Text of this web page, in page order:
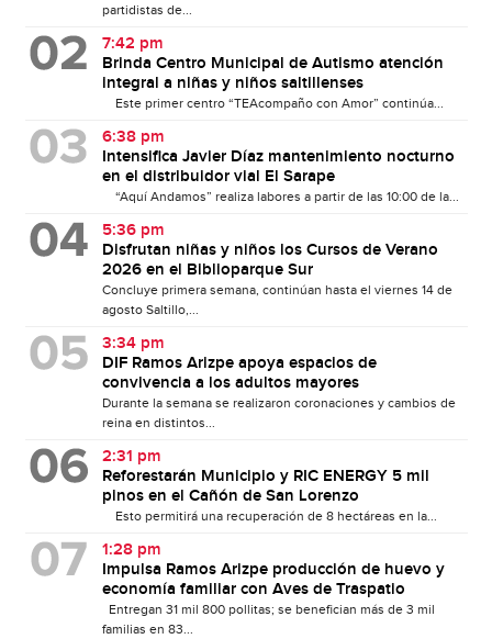
partidistas de...
7:42 pm
Brinda Centro Municipal de Autismo atención
integral a niñas y niños saltillenses
Este primer centro “TEAcompaño con Amor” continúa...
6:38 pm
Intensifica Javier Díaz mantenimiento nocturno
en el distribuidor vial El Sarape
“Aquí Andamos” realiza labores a partir de las 10:00 de la...
5:36 pm
Disfrutan niñas y niños los Cursos de Verano
2026 en el Biblioparque Sur
Concluye primera semana, continúan hasta el viernes 14 de
agosto Saltillo,...
3:34 pm
DIF Ramos Arizpe apoya espacios de
convivencia a los adultos mayores
Durante la semana se realizaron coronaciones y cambios de
reina en distintos...
2:31 pm
Reforestarán Municipio y RIC ENERGY 5 mil
pinos en el Cañón de San Lorenzo
Esto permitirá una recuperación de 8 hectáreas en la...
1:28 pm
Impulsa Ramos Arizpe producción de huevo y
economía familiar con Aves de Traspatio
Entregan 31 mil 800 pollitas; se benefician más de 3 mil
familias en 83...